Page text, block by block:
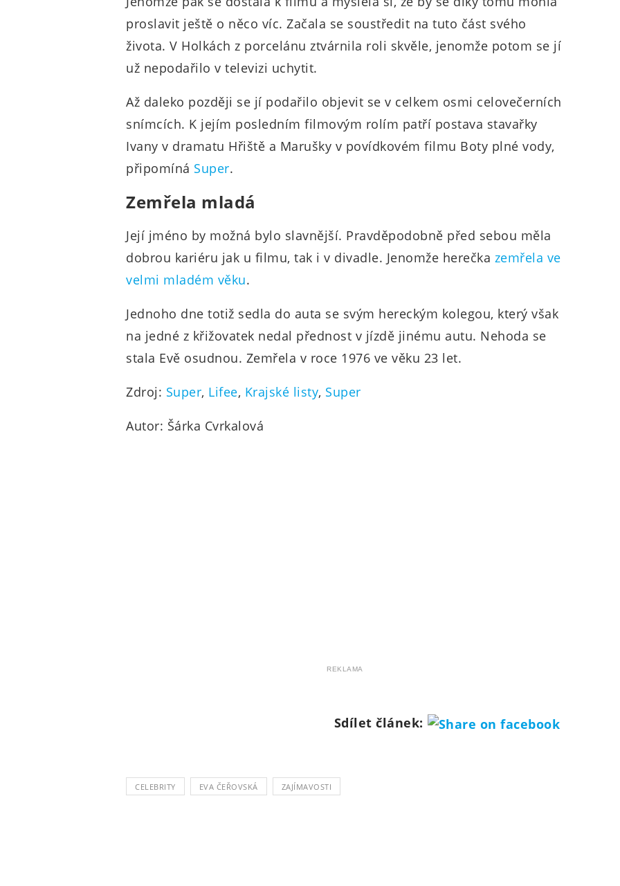
proslavit ještě o něco víc. Začala se soustředit na tuto část svého
života. V Holkách z porcelánu ztvárnila roli skvěle, jenomže potom se jí
už nepodařilo v televizi uchytit.
Až daleko později se jí podařilo objevit se v celkem osmi celovečerních
snímcích. K jejím posledním filmovým rolím patří postava stavařky
Ivany v dramatu Hřiště a Marušky v povídkovém filmu Boty plné vody,
připomíná Super.
Zemřela mladá
Její jméno by možná bylo slavnější. Pravděpodobně před sebou měla
dobrou kariéru jak u filmu, tak i v divadle. Jenomže herečka zemřela ve
velmi mladém věku.
Jednoho dne totiž sedla do auta se svým hereckým kolegou, který však
na jedné z křižovatek nedal přednost v jízdě jinému autu. Nehoda se
stala Evě osudnou. Zemřela v roce 1976 ve věku 23 let.
Zdroj: Super, Lifee, Krajské listy, Super
Autor: Šárka Cvrkalová
REKLAMA
Sdílet článek:
CELEBRITY EVA ČEŘOVSKÁ ZAJÍMAVOSTI